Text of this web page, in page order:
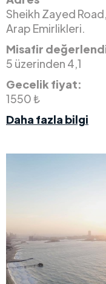
Sheikh Zayed
Arap Emirlikleri.
Misafir
5 üzerinden 4,1
Gecelik fiyat:
1550 ₺
Daha fazla bilgi